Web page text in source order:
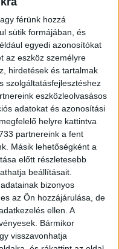
férünk hozzá
sütik formájában, és
egyedi azonosítókat
az eszköz személyre
hirdetések és tartalmak
szolgáltatásfejlesztéshez
eszközleolvasásos
adatokat és azonosítási
helyre kattintva
partnereink a fent
Másik lehetőségként a
előtt részletesebb
beállításait.
bizonyos
az Ön hozzájárulása, de
ellen. A
Bármikor
visszavonhatja
vázlatok
készülnek egy-egy
a többsége...
leginkább
is a bérezés a